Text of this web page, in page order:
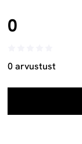
0
0 arvustust